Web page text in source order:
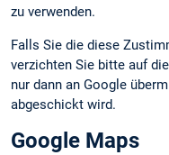
zu verwenden.
Falls Sie die diese
verzichten Sie bitte auf
nur dann an Google
abgeschickt wird.
Google Maps